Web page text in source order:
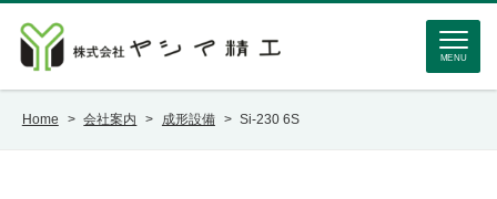
MENU
Home > 会社案内 > 成形設備 > Si-230 6S